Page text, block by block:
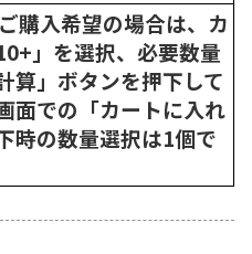
購入希望の場合は、カ
」を選択、必要数量
算」ボタンを押下して
面での「カートに入れ
時の数量選択は1個で